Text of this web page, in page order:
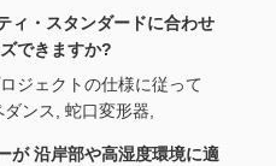
ィ・スタンダードに合わせ
できますか?
ジェクトの仕様に従って
ンス, 蛇口変形器,
が 沿岸部や高湿度環境に適